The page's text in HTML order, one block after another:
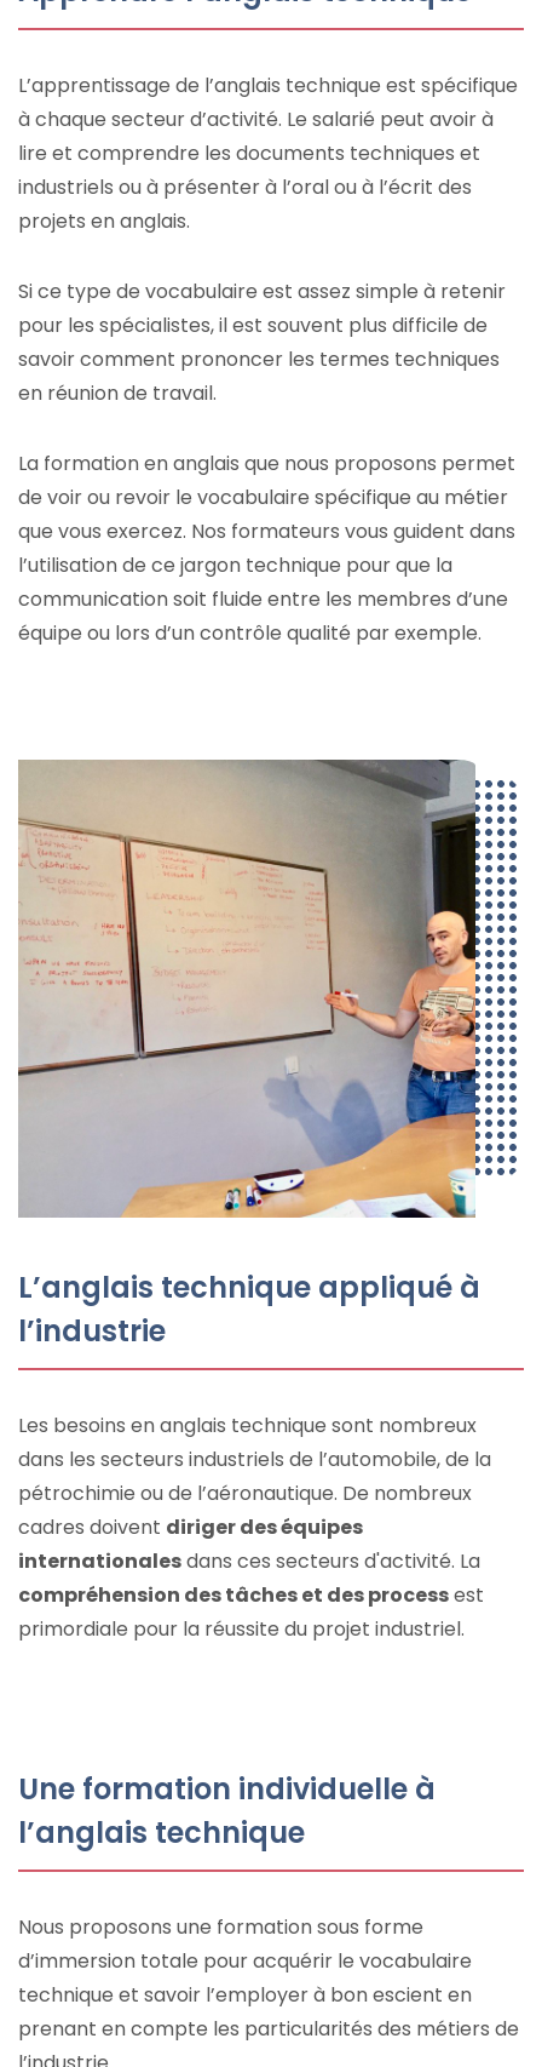
L’apprentissage de l’anglais technique est spécifique
à chaque secteur d’activité. Le salarié peut avoir à
lire et comprendre les documents techniques et
industriels ou à présenter à l’oral ou à l’écrit des
projets en anglais.
Si ce type de vocabulaire est assez simple à retenir
pour les spécialistes, il est souvent plus difficile de
savoir comment prononcer les termes techniques
en réunion de travail.
La formation en anglais que nous proposons permet
de voir ou revoir le vocabulaire spécifique au métier
que vous exercez. Nos formateurs vous guident dans
l’utilisation de ce jargon technique pour que la
communication soit fluide entre les membres d’une
équipe ou lors d’un contrôle qualité par exemple.
L’anglais technique appliqué à
l’industrie
Les besoins en anglais technique sont nombreux
dans les secteurs industriels de l’automobile, de la
pétrochimie ou de l’aéronautique. De nombreux
cadres doivent diriger des équipes
internationalesdans ces secteurs d'activité. La
compréhension des tâches et des processest
primordiale pour la réussite du projet industriel.
Une formation individuelle à
l’anglais technique
Nous proposons une formation sous forme
d’immersion totale pour acquérir le vocabulaire
technique et savoir l’employer à bon escient en
prenant en compte les particularités des métiers de